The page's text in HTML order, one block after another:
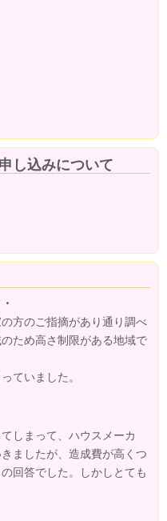
し込みについて
方のご指摘があり通り調べ
ため高さ制限がある地域で
ていました。
しまって、ハウスメーカ
ましたが、造成費が高くつ
回答でした。しかしとても